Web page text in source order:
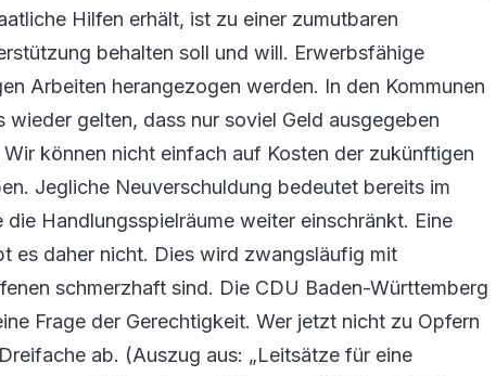
Hilfen erhält, ist zu einer zumutbaren
behalten soll und will. Erwerbsfähige
Arbeiten herangezogen werden. In den Kommunen
gelten, dass nur soviel Geld ausgegeben
können nicht einfach auf Kosten der zukünftigen
Jegliche Neuverschuldung bedeutet bereits im
Handlungsspielräume weiter einschränkt. Eine
es daher nicht. Dies wird zwangsläufig mit
schmerzhaft sind. Die CDU Baden-Württemberg
Frage der Gerechtigkeit. Wer jetzt nicht zu Opfern
ab. (Auszug aus: „Leitsätze für eine